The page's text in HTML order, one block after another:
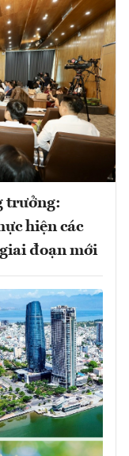
trưởng:
hiện các
đoạn mới